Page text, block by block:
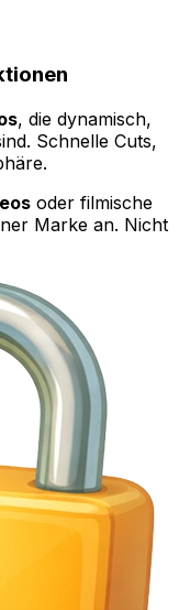
, die dynamisch,
Schnelle Cuts,
oder filmische
Marke an. Nicht